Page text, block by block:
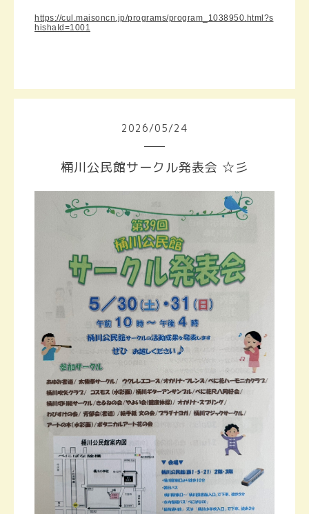
https://cul.maisoncn.jp/programs/program_1038950.html?s
hishaId=1001
2026/05/24
桶川公民館サークル発表会 ☆彡